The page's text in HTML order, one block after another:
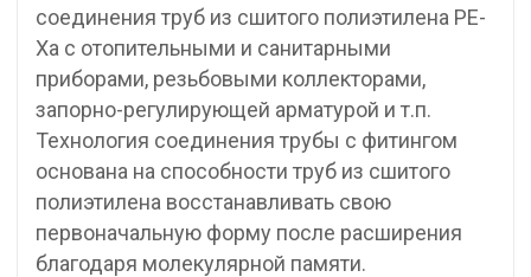
соединения труб из сшитого полиэтилена PE-
Xa с отопительными и санитарными
приборами, резьбовыми коллекторами,
запорно-регулирующей арматурой и т.п.
Технология соединения трубы с фитингом
основана на способности труб из сшитого
полиэтилена восстанавливать свою
первоначальную форму после расширения
благодаря молекулярной памяти.